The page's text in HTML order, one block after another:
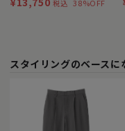
税込 38%OFF
スタイリングのベースに